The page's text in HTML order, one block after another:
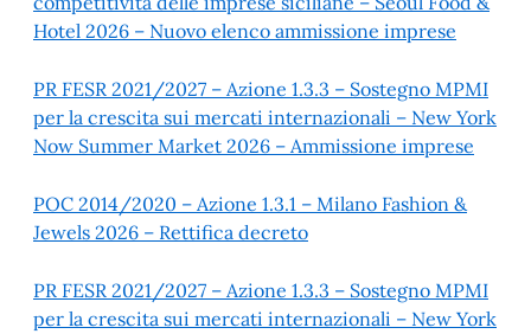
Hotel 2026 – Nuovo elenco ammissione imprese
PR FESR 2021/2027 – Azione 1.3.3 – Sostegno MPMI
per la crescita sui mercati internazionali – New York
Now Summer Market 2026 – Ammissione imprese
POC 2014/2020 – Azione 1.3.1 – Milano Fashion &
Jewels 2026 – Rettifica decreto
PR FESR 2021/2027 – Azione 1.3.3 – Sostegno MPMI
per la crescita sui mercati internazionali – New York